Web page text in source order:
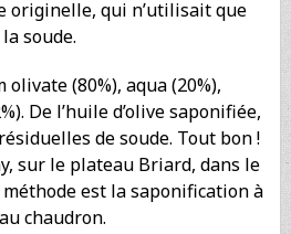
originelle, qui n’utilisait que
soude.
(80%), aqua (20%),
De l’huile d’olive saponifiée,
de soude. Tout bon !
sur le plateau Briard, dans le
est la saponification à
chaudron.